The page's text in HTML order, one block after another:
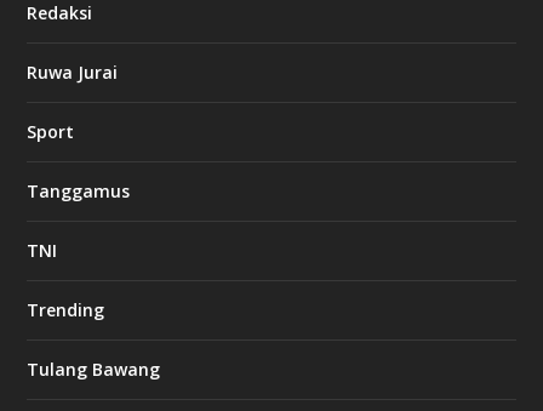
Redaksi
Ruwa Jurai
Sport
Tanggamus
TNI
Trending
Tulang Bawang